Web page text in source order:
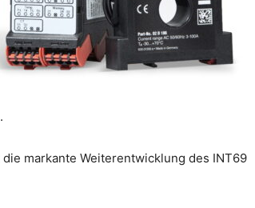
markante Weiterentwicklung des INT69